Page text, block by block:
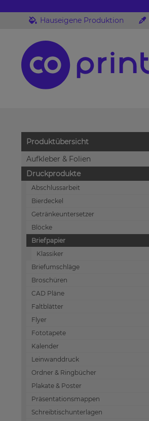
Hauseigene Produktion
Produktübersicht
Aufkleber & Folien
Druckprodukte
Abschlussarbeit
Bierdeckel
Getränkeuntersetzer
Blöcke
Briefpapier
Klassiker
Briefumschläge
Broschüren
CAD Pläne
Faltblätter
Flyer
Fototapete
Kalender
Leinwanddruck
Ordner & Ringbücher
Plakate & Poster
Präsentationsmappen
Schreibtischunterlagen